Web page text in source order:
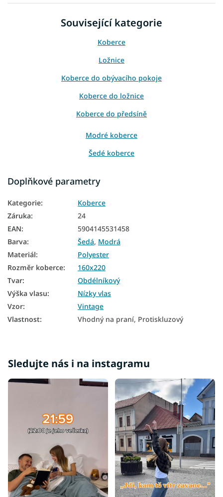
Související kategorie
Koberce
Ložnice
Koberce do obývacího pokoje
Koberce do ložnice
Koberce do předsíně
Modré koberce
Šedé koberce
Koberce 120x170
Koberce 160x220
Doplňkové parametry
Kategorie:
Koberce
Záruka:
24
EAN:
5904145531458
Barva: Šedá, Modrá
Materiál:
Polyester
Rozměr koberce:
160x220
Tvar:
Obdélníkový
Výška vlasu:
Nízky vlas
Vzor:
Vintage
Vlastnost: Vhodný na praní, Protiskluzový
Sledujte nás i na instagramu